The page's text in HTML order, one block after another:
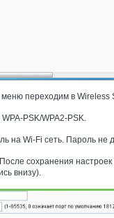
переходим в Wireless
PSK/WPA2-PSK.
на Wi-Fi сеть. Пароль
сохранения
внизу).